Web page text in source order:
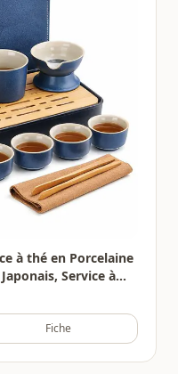
à thé en Porcelaine
Service à
Thés à Fleurs
Fiche